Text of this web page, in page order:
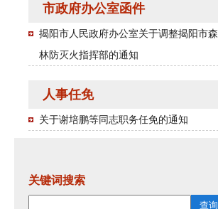
市政府办公室函件
揭阳市人民政府办公室关于调整揭阳市森
林防灭火指挥部的通知
人事任免
关于谢培鹏等同志职务任免的通知
关键词搜索